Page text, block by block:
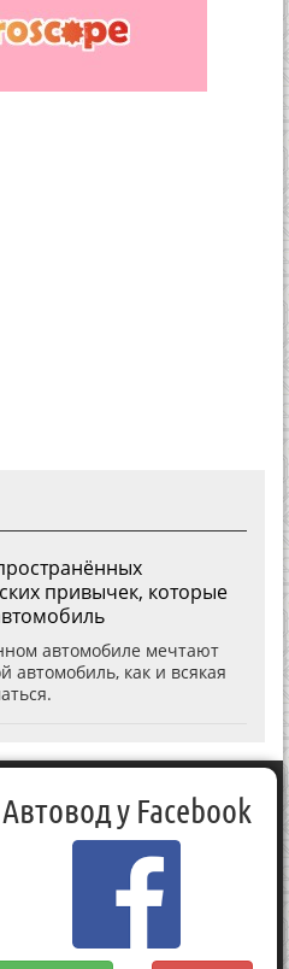
привычек, которые
автомобиле мечтают
автомобиль, как и всякая
Україна
Автовод у Facebook